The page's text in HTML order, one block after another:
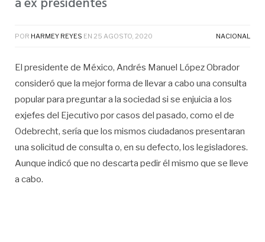
POR HARMEY REYES EN 25 AGOSTO, 2020 NACIONAL
El presidente de México, Andrés Manuel López Obrador
consideró que la mejor forma de llevar a cabo una consulta
popular para preguntar a la sociedad si se enjuicia a los
exjefes del Ejecutivo por casos del pasado, como el de
Odebrecht, sería que los mismos ciudadanos presentaran
una solicitud de consulta o, en su defecto, los legisladores.
Aunque indicó que no descarta pedir él mismo que se lleve
a cabo.